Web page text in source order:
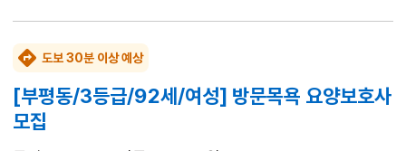
도보 30분 이상 예상
[부평동/3등급/92세/여성] 방문목욕 요양보호사
모집